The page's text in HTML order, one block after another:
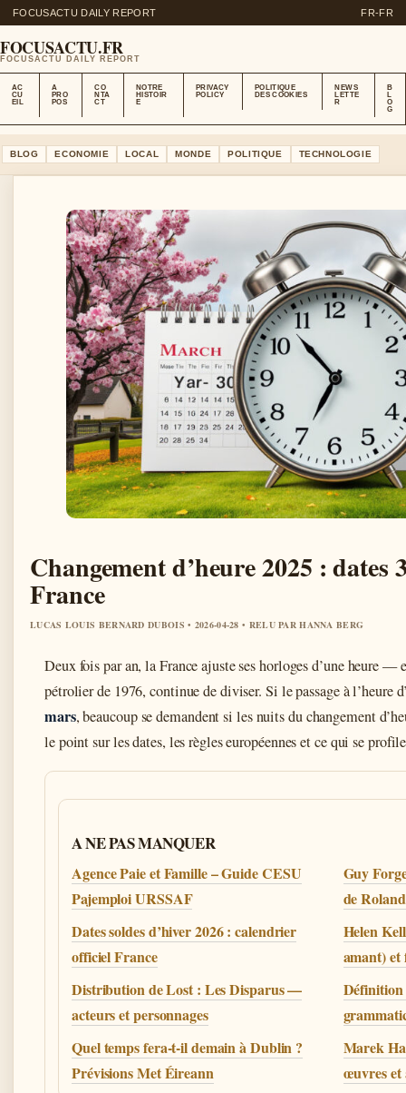
FOCUSACTU DAILY REPORT FR-FR
FOCUSACTU.FR
FOCUSACTU DAILY REPORT
AC
CU
EIL
A
PRO
POS
CO
NTA
CT
NOTRE
HISTOIR
E
PRIVACY
POLICY
POLITIQUE
DES COOKIES
NEWS
LETTE
R
B
L
O
G
BLOG ECONOMIE LOCAL MONDE POLITIQUE TECHNOLOGIE
Changement d’heure 2025 : dates
France
LUCAS LOUIS BERNARD DUBOIS • 2026-04-28 • RELU PAR HANNA BERG
Deux fois par an, la France ajuste ses horloges d’une heure
pétrolier de 1976, continue de diviser. Si le passage à l’heure
mars, beaucoup se demandent si les nuits du changement
le point sur les dates, les règles européennes et ce qui se
A NE PAS MANQUER
Agence Paie et Famille – Guide CESU
Pajemploi URSSAF
Guy
de
Dates soldes d’hiver 2026 : calendrier
officiel France
Helen
amant) et
Distribution de Lost : Les Disparus —
acteurs et personnages
Définition
Quel temps fera-t-il demain à Dublin ?
Prévisions Met Éireann
Marek
œuvres et